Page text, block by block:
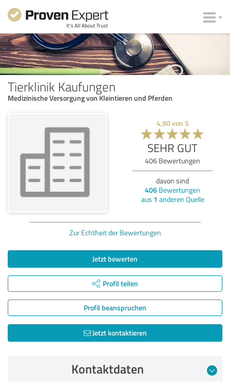
Tierklinik Kaufungen
Medizinische Versorgung von Kleintieren und Pferden
4,90von 5
SEHR GUT
406 Bewertungen
davon sind
406 Bewertungen
aus 1 anderen Quelle
Zur Echtheit der Bewertungen
Jetzt bewerten
Profil teilen
Profil beanspruchen
Jetzt kontaktieren
Kontaktdaten